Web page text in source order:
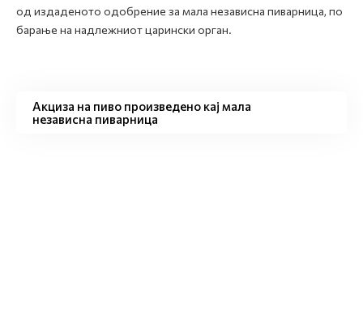
од издаденото одобрение за мала независна пиварница, по
барање на надлежниот царински орган.
Акциза на пиво произведено кај мала
независна пиварница